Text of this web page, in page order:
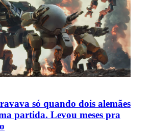
só quando dois alemães
partida. Levou meses pra